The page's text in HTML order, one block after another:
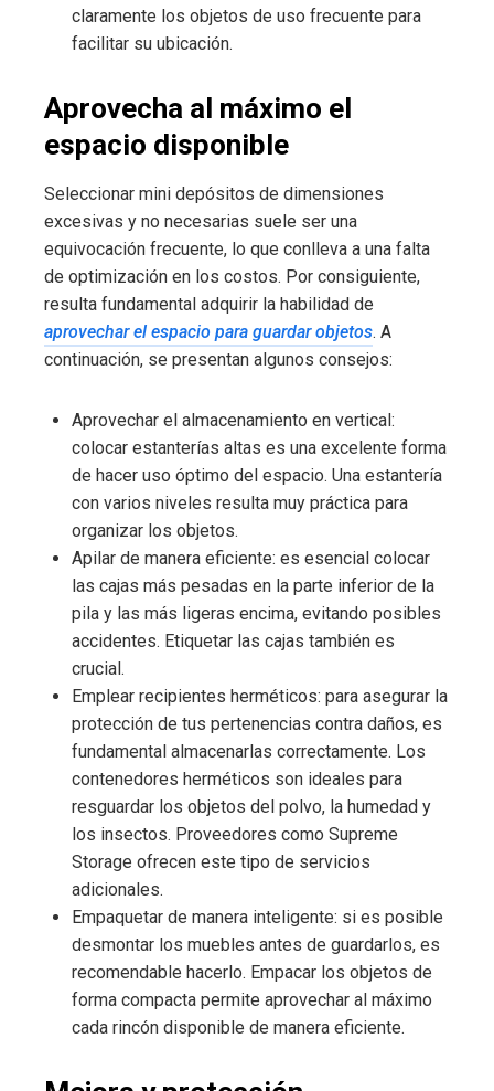
claramente los objetos de uso frecuente para
facilitar su ubicación.
Aprovecha al máximo el
espacio disponible
Seleccionar mini depósitos de dimensiones
excesivas y no necesarias suele ser una
equivocación frecuente, lo que conlleva a una falta
de optimización en los costos. Por consiguiente,
resulta fundamental adquirir la habilidad de
aprovechar el espacio para guardar objetos. A
continuación, se presentan algunos consejos:
Aprovechar el almacenamiento en vertical:
colocar estanterías altas es una excelente forma
de hacer uso óptimo del espacio. Una estantería
con varios niveles resulta muy práctica para
organizar los objetos.
Apilar de manera eficiente: es esencial colocar
las cajas más pesadas en la parte inferior de la
pila y las más ligeras encima, evitando posibles
accidentes. Etiquetar las cajas también es
crucial.
Emplear recipientes herméticos: para asegurar la
protección de tus pertenencias contra daños, es
fundamental almacenarlas correctamente. Los
contenedores herméticos son ideales para
resguardar los objetos del polvo, la humedad y
los insectos. Proveedores como Supreme
Storage ofrecen este tipo de servicios
adicionales.
Empaquetar de manera inteligente: si es posible
desmontar los muebles antes de guardarlos, es
recomendable hacerlo. Empacar los objetos de
forma compacta permite aprovechar al máximo
cada rincón disponible de manera eficiente.